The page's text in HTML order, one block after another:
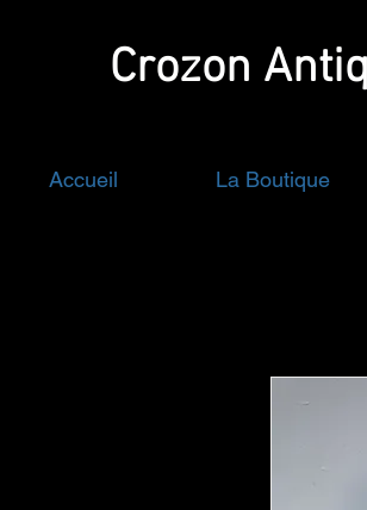
Crozon
Accueil La Boutique